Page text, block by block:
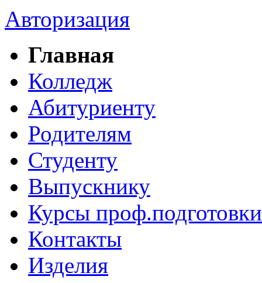
Авторизация
Главная
Колледж
Абитуриенту
Родителям
Студенту
Выпускнику
Курсы проф.подготовки
Контакты
Изделия